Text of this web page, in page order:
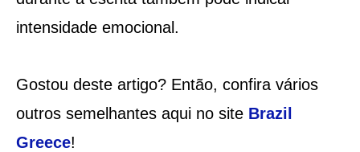
intensidade emocional.
Gostou deste artigo? Então, confira vários
outros semelhantes aqui no site Brazil
Greece!